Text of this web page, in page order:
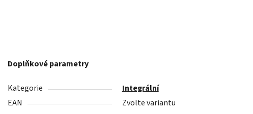
Doplňkové parametry
Kategorie
Integrální
EAN
Zvolte variantu